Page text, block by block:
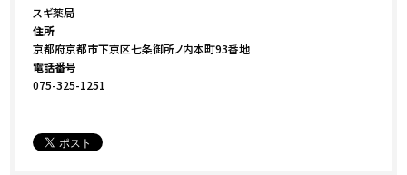
スギ薬局
住所
京都府京都市下京区七条御所ノ内本町93番地
電話番号
075-325-1251